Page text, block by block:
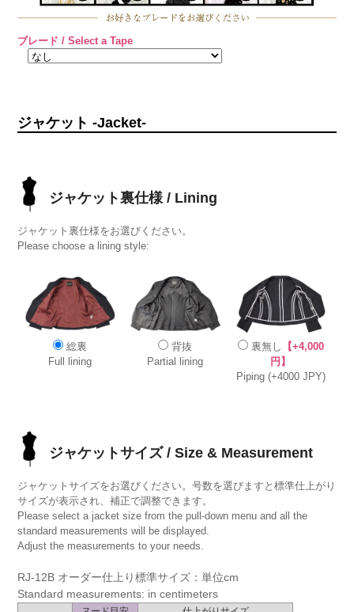
ブレード / Select a Tape
ジャケット -Jacket-
ジャケット裏仕様 / Lining
ジャケット裏仕様をお選びください。
Please choose a lining style:
総裏
Full lining
背抜
Partial lining
裏無し
【+4,000
円】
Piping (+4000 JPY)
ジャケットサイズ / Size & Measurement
ジャケットサイズをお選びください。号数を選びますと標準仕上がり
サイズが表示され、補正で調整できます。
Please select a jacket size from the pull-down menu and all the
standard measurements will be displayed.
Adjust the measurements to your needs.
RJ-12B オーダー仕上り標準サイズ：単位cm
Standard measurements: in centimeters